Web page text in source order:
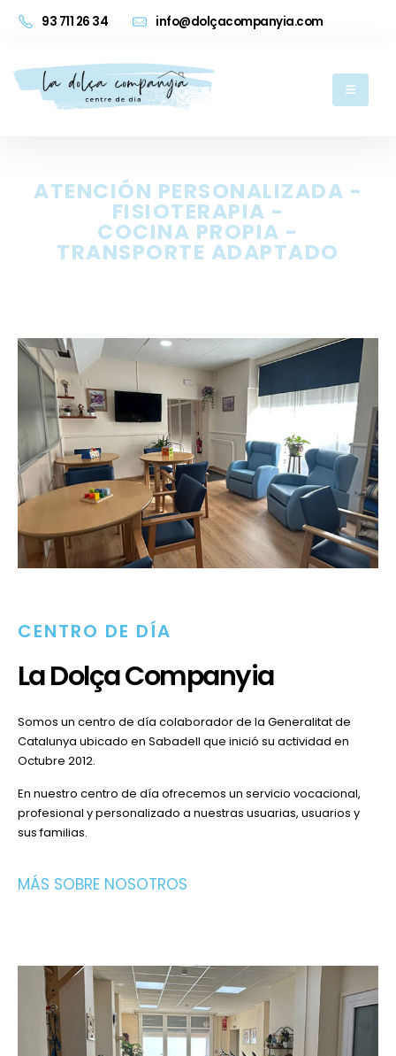
93 711 26 34 info@dolçacompanyia.com
ATENCIÓN PERSONALIZADA -
FISIOTERAPIA -
COCINA PROPIA -
TRANSPORTE ADAPTADO
CENTRO DE DÍA
La Dolça Companyia
Somos un centro de día colaborador de la Generalitat de
Catalunya ubicado en Sabadell que inició su actividad en
Octubre 2012.
En nuestro centro de día ofrecemos un servicio vocacional,
profesional y personalizado a nuestras usuarias, usuarios y
sus familias.
MÁS SOBRE NOSOTROS